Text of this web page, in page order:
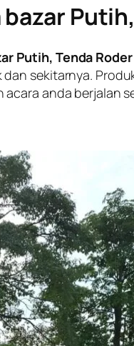
Putih, Tenda
sekitarnya.
anda berjalan